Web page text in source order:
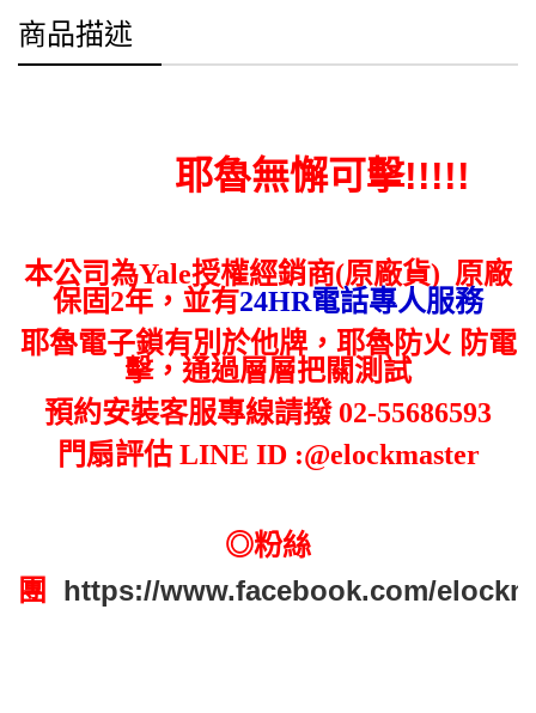
商品描述
耶魯無懈可擊!!!!!
本公司為Yale授權經銷商(原廠貨) 原廠
保固2年， 並有24HR電話專人服務
耶魯電子鎖有別於他牌，耶魯防火 防電
擊，通過層層把關測試
預約安裝客服專線請撥 02-55686593
門扇評估 LINE ID :@elockmaster
◎粉絲
團 https://www.facebook.com/